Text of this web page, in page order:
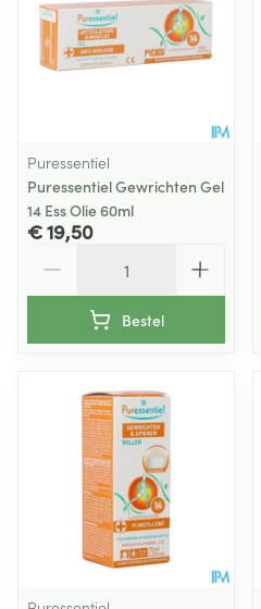
Puressentiel
Puressentiel Gewrichten Gel
14 Ess Olie 60ml
€ 19,50
Bestel